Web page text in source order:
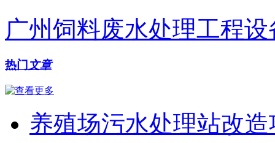
广州饲料废水处理工程
热门 文章
养殖场污水处理站改